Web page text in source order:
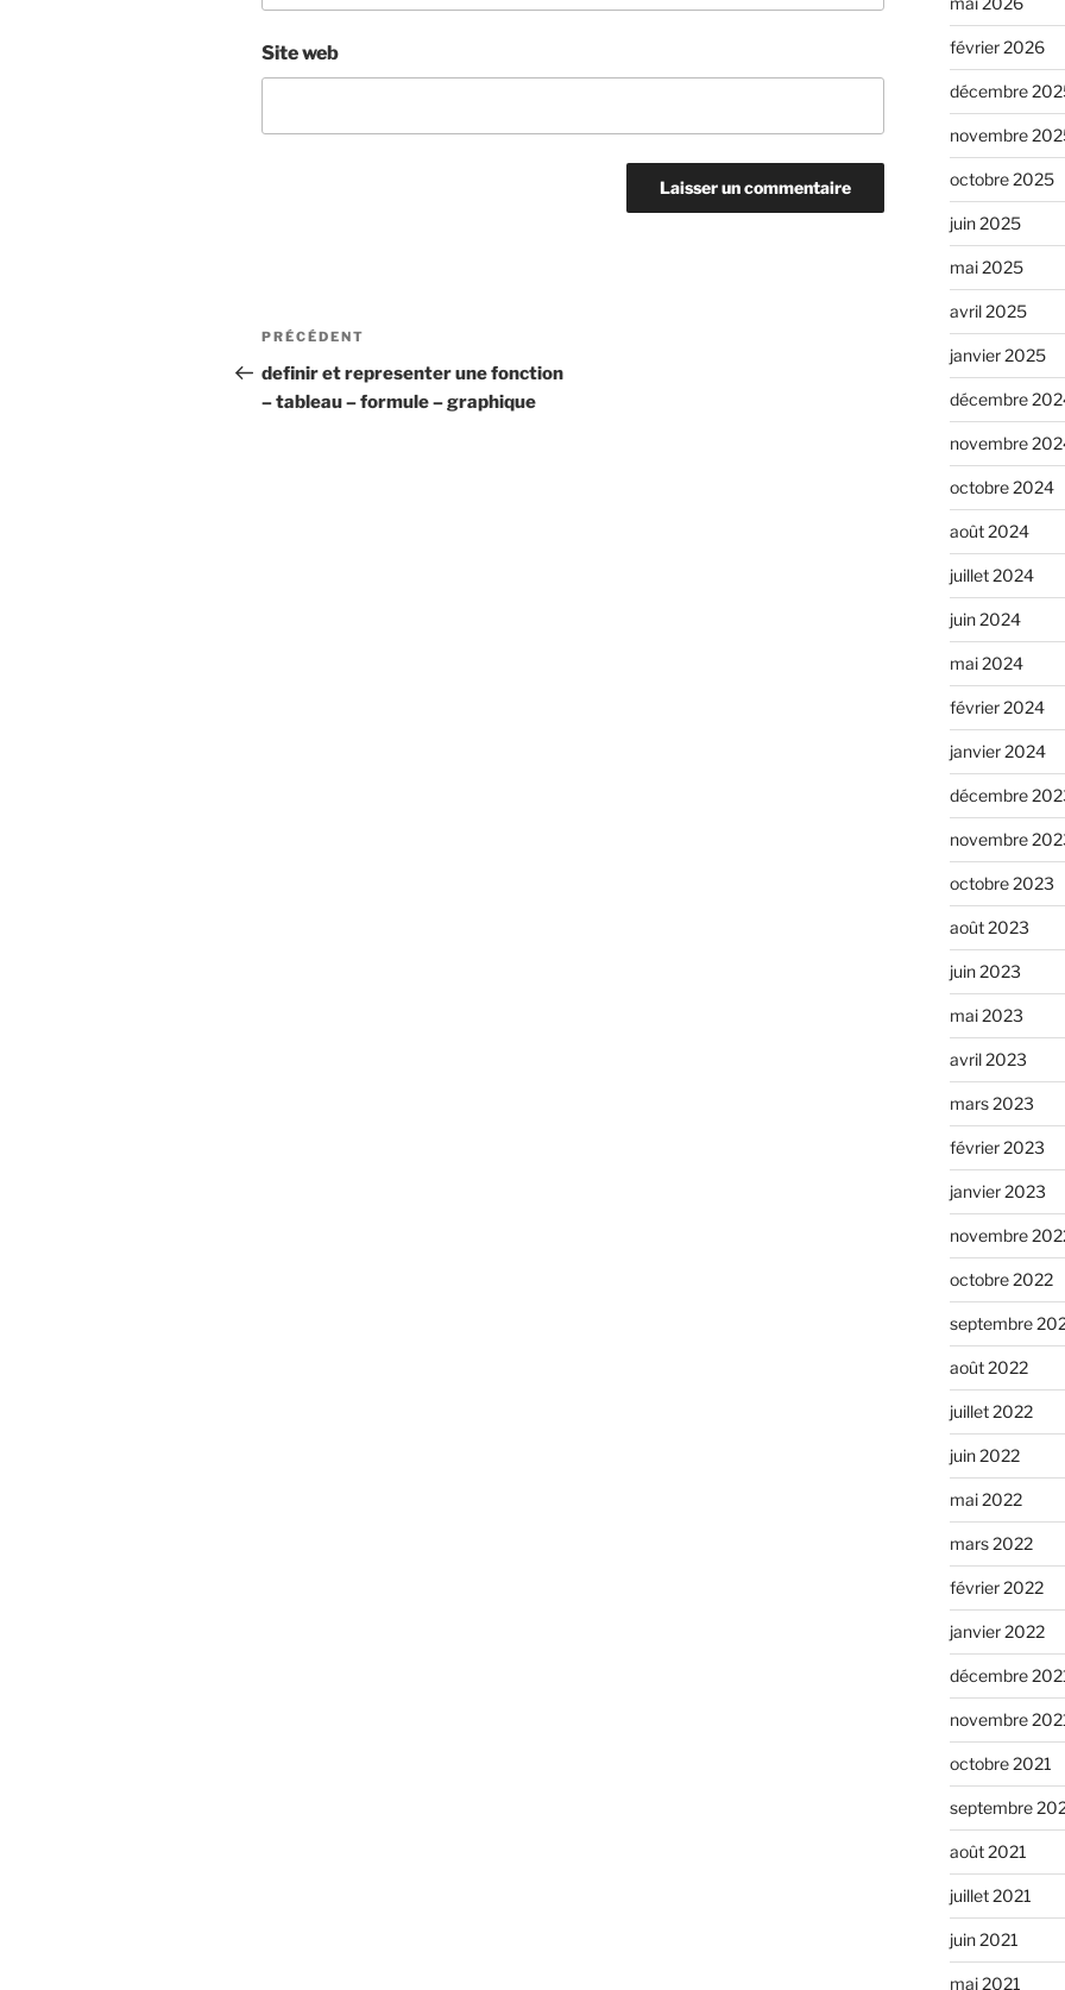
Site web
Navigation
de
l’article
Article
précédent
PRÉCÉDENT
definir et representer une fonction
– tableau – formule – graphique
février 2026
décembre
novembre
octobre 2025
juin 2025
mai 2025
avril 2025
janvier 2025
décembre
novembre
octobre 2024
août 2024
juillet 2024
juin 2024
mai 2024
février 2024
janvier 2024
décembre
novembre
octobre 2023
août 2023
juin 2023
mai 2023
avril 2023
mars 2023
février 2023
janvier 2023
novembre
octobre 2022
septembre
août 2022
juillet 2022
juin 2022
mai 2022
mars 2022
février 2022
janvier 2022
décembre
novembre
octobre 2021
septembre
août 2021
juillet 2021
juin 2021
mai 2021